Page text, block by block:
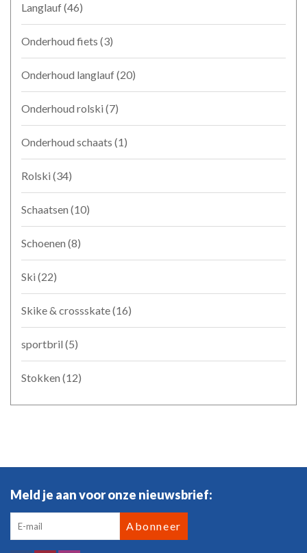
Langlauf(46)
Onderhoud fiets (3)
Onderhoud langlauf(20)
Onderhoud rolski (7)
Onderhoud schaats (1)
Rolski (34)
Schaatsen (10)
Schoenen (8)
Ski (22)
Skike & crossskate(16)
sportbril (5)
Stokken (12)
Meld je aan voor onze nieuwsbrief:
Abonneer